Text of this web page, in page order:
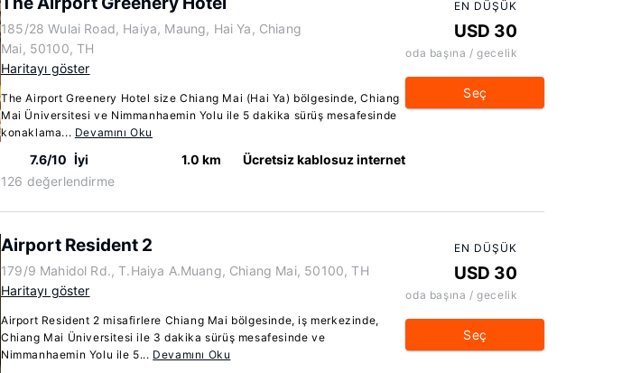
185/28 Wulai Road, Haiya, Maung, Hai Ya, Chiang
Mai, 50100, TH
Haritayı göster
The Airport Greenery Hotel size Chiang Mai (Hai Ya) bölgesinde, Chiang
Mai Üniversitesi ve Nimmanhaemin Yolu ile 5 dakika sürüş mesafesinde
konaklama... Devamını Oku
7.6/10 İyi
126 değerlendirme
1.0 km Ücretsiz kablosuz internet
EN DÜŞÜK
USD 30
oda başına / gecelik
Seç
Airport Resident 2
179/9 Mahidol Rd., T.Haiya A.Muang, Chiang Mai, 50100, TH
Haritayı göster
Airport Resident 2 misafirlere Chiang Mai bölgesinde, iş merkezinde,
Chiang Mai Üniversitesi ile 3 dakika sürüş mesafesinde ve
Nimmanhaemin Yolu ile 5... Devamını Oku
EN DÜŞÜK
USD 30
oda başına / gecelik
Seç